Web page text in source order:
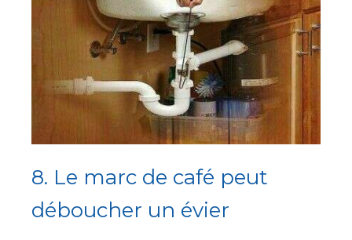
8. Le marc de café peut
déboucher un évier